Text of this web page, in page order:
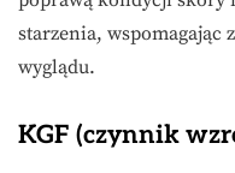
starzenia, wspomagając
wyglądu.
KGF (czynnik